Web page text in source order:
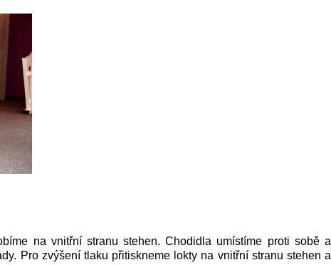
na vnitřní stranu stehen. Chodidla umístíme proti sobě a
Pro zvýšení tlaku přitiskneme lokty na vnitřní stranu stehen a